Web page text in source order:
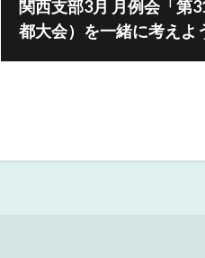
関西支部3月 月例会「第
都大会）を一緒に考えよ